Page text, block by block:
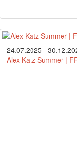
24.07.2025 -
Alex Katz Summer |